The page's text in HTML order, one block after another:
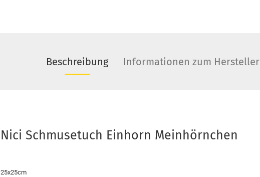
Beschreibung Informationen zum Hersteller
Nici Schmusetuch Einhorn Meinhörnchen
25x25cm